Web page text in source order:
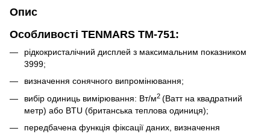
Опис
Особливості TENMARS TM-751:
рідкокристалічний дисплей з максимальним показником
3999;
визначення сонячного випромінювання;
вибір одиниць вимірювання: Вт/м2 (Ватт на квадратний
метр) або BTU (британська теплова одиниця);
передбачена функція фіксації даних, визначення